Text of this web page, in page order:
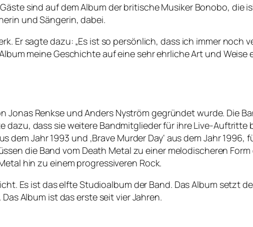
sind auf dem Album der britische Musiker Bonobo, die
und Sängerin, dabei.
Er sagte dazu: „Es ist so persönlich, dass ich immer noch
meine Geschichte auf eine sehr ehrliche Art und Weise
Renkse und Anders Nyström gegründet wurde. Die
dass sie weitere Bandmitglieder für ihre Live-Auftritte
Jahr 1993 und ‚Brave Murder Day‘ aus dem Jahr 1996,
die Band vom Death Metal zu einer melodischeren Form
hin zu einem progressiveren Rock.
Es ist das elfte Studioalbum der Band. Das Album setzt
Album ist das erste seit vier Jahren.